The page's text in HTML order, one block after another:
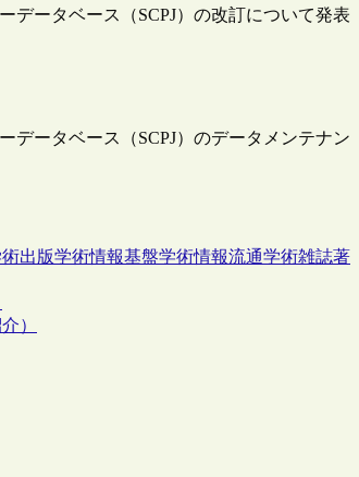
データベース（SCPJ）の改訂について発表
データベース（SCPJ）のデータメンテナン
出版学術情報基盤学術情報流通学術雑誌著
）